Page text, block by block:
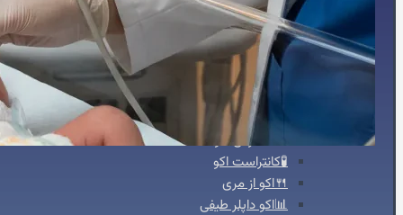
🖥️خدمات تخصصی
🫀اکوکاردیوگرافی
📈اکو M-Mode
📸اکو دو بعدی
🌐اکو سه بعدی
📽️اکو چهاربعدی
🏃‍♀️استرس اکو
🧪کانتراست اکو
🍴اکو از مری
📊اکو داپلر طیفی